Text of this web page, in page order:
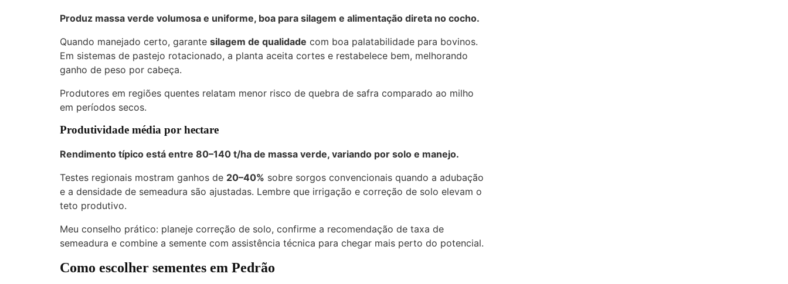
Produz massa verde volumosa e uniforme, boa para silagem e alimentação direta no cocho.
Quando manejado certo, garante silagem de qualidade com boa palatabilidade para bovinos.
Em sistemas de pastejo rotacionado, a planta aceita cortes e restabelece bem, melhorando
ganho de peso por cabeça.
Produtores em regiões quentes relatam menor risco de quebra de safra comparado ao milho
em períodos secos.
Produtividade média por hectare
Rendimento típico está entre 80–140 t/ha de massa verde, variando por solo e manejo.
Testes regionais mostram ganhos de 20–40% sobre sorgos convencionais quando a adubação
e a densidade de semeadura são ajustadas. Lembre que irrigação e correção de solo elevam o
teto produtivo.
Meu conselho prático: planeje correção de solo, confirme a recomendação de taxa de
semeadura e combine a semente com assistência técnica para chegar mais perto do potencial.
Como escolher sementes em Pedrão